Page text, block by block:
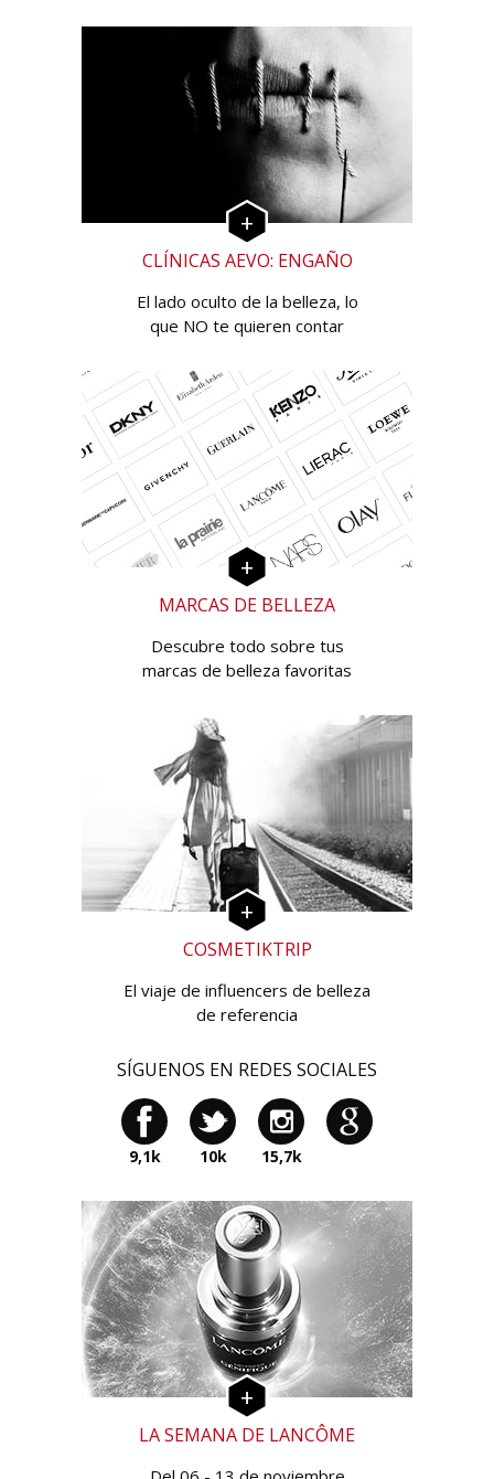
CLÍNICAS AEVO: ENGAÑO
El lado oculto de la belleza, lo
que NO te quieren contar
MARCAS DE BELLEZA
Descubre todo sobre tus
marcas de belleza favoritas
COSMETIKTRIP
El viaje de influencers de belleza
de referencia
SÍGUENOS EN REDES SOCIALES
9,1k 10k 15,7k
LA SEMANA DE LANCÔME